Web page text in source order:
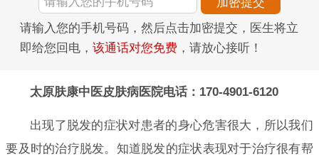
请输入您的手机号码，然后点击加密提交，医生将立
即给您回电， 该通话对您免费 ，请放心接听！
太原肤康中医皮肤病医院电话：170-4901-6120
出现了脱发的症状对患者的身心危害很大，所以我们
要及时的治疗脱发。知道脱发的症状表现对于治疗很有帮